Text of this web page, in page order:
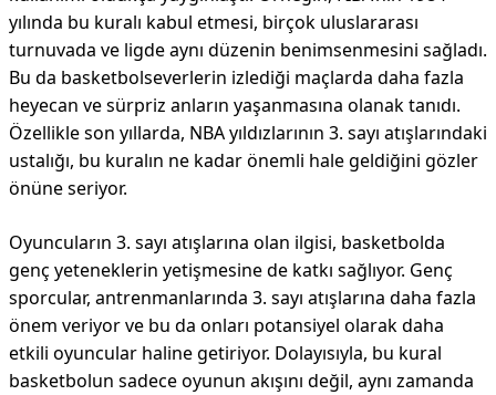
yılında bu kuralı kabul etmesi, birçok uluslararası
turnuvada ve ligde aynı düzenin benimsenmesini sağladı.
Bu da basketbolseverlerin izlediği maçlarda daha fazla
heyecan ve sürpriz anların yaşanmasına olanak tanıdı.
Özellikle son yıllarda, NBA yıldızlarının 3. sayı atışlarındaki
ustalığı, bu kuralın ne kadar önemli hale geldiğini gözler
önüne seriyor.
Oyuncuların 3. sayı atışlarına olan ilgisi, basketbolda
genç yeteneklerin yetişmesine de katkı sağlıyor. Genç
sporcular, antrenmanlarında 3. sayı atışlarına daha fazla
önem veriyor ve bu da onları potansiyel olarak daha
etkili oyuncular haline getiriyor. Dolayısıyla, bu kural
basketbolun sadece oyunun akışını değil, aynı zamanda